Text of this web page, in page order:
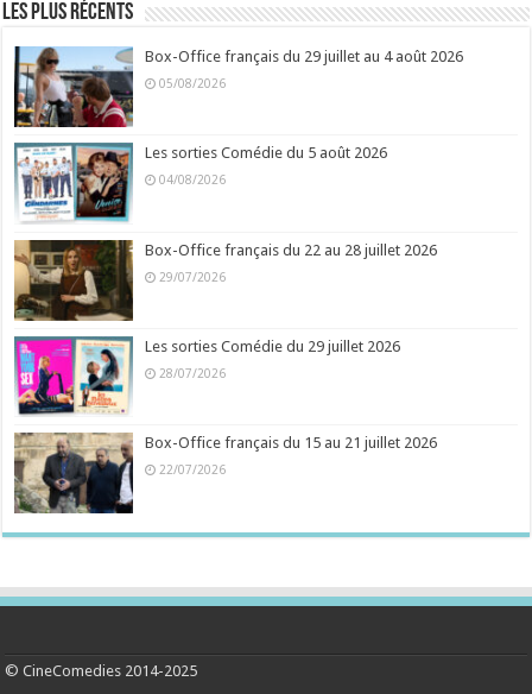
Les plus récents
Box-Office français du 29 juillet au 4 août 2026
05/08/2026
Les sorties Comédie du 5 août 2026
04/08/2026
Box-Office français du 22 au 28 juillet 2026
29/07/2026
Les sorties Comédie du 29 juillet 2026
28/07/2026
Box-Office français du 15 au 21 juillet 2026
22/07/2026
© CineComedies 2014-2025